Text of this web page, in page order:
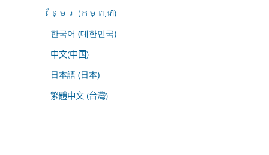
ខ្មែរ (កម្ពុជា)
한국어 (대한민국)
中文(中国)
日本語 (日本)
繁體中文 (台灣)